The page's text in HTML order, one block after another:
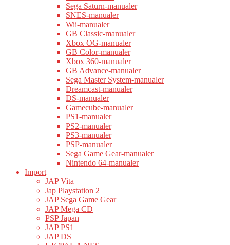
Sega Saturn-manualer
SNES-manualer
Wii-manualer
GB Classic-manualer
Xbox OG-manualer
GB Color-manualer
Xbox 360-manualer
GB Advance-manualer
Sega Master System-manualer
Dreamcast-manualer
DS-manualer
Gamecube-manualer
PS1-manualer
PS2-manualer
PS3-manualer
PSP-manualer
Sega Game Gear-manualer
Nintendo 64-manualer
Import
JAP Vita
Jap Playstation 2
JAP Sega Game Gear
JAP Mega CD
PSP Japan
JAP PS1
JAP DS